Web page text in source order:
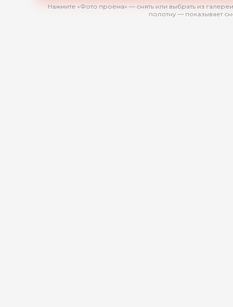
Нажмите «Фото проёма» — снять или выбрать из
полотну — показывает